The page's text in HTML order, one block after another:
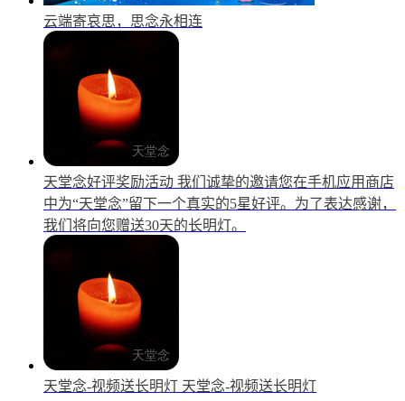
云端寄哀思，思念永相连
天堂念好评奖励活动 我们诚挚的邀请您在手机应用商店
中为“天堂念”留下一个真实的5星好评。为了表达感谢，
我们将向您赠送30天的长明灯。
天堂念-视频送长明灯 天堂念-视频送长明灯